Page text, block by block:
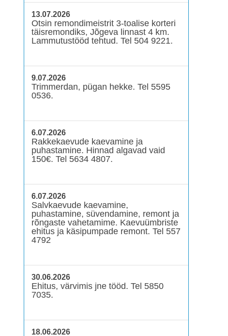
13.07.2026
Otsin remondimeistrit 3-toalise korteri
täisremondiks, Jõgeva linnast 4 km.
Lammutustööd tehtud. Tel 504 9221.
9.07.2026
Trimmerdan, pügan hekke. Tel 5595
0536.
6.07.2026
Rakkekaevude kaevamine ja
puhastamine. Hinnad algavad vaid
150€. Tel 5634 4807.
6.07.2026
Salvkaevude kaevamine,
puhastamine, süvendamine, remont ja
rõngaste vahetamime. Kaevuümbriste
ehitus ja käsipumpade remont. Tel 557
4792
30.06.2026
Ehitus, värvimis jne tööd. Tel 5850
7035.
18.06.2026